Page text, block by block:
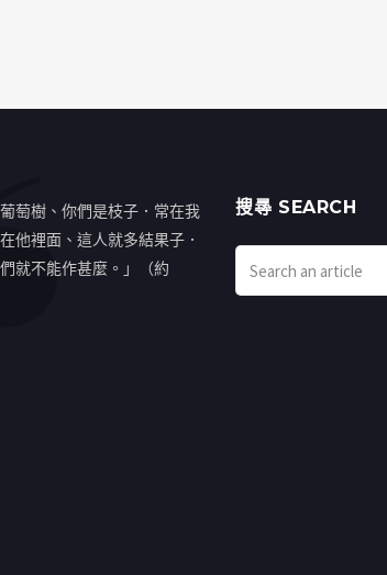
萄樹、你們是枝子．常在我
他裡面、這人就多結果子．
就不能作甚麼。」（約
搜㝷 SEARCH